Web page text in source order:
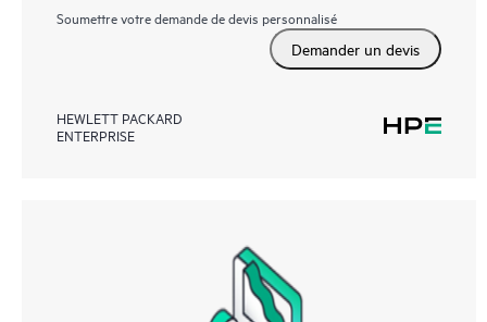
Soumettre votre demande de devis personnalisé
Demander un devis
HEWLETT PACKARD
ENTERPRISE